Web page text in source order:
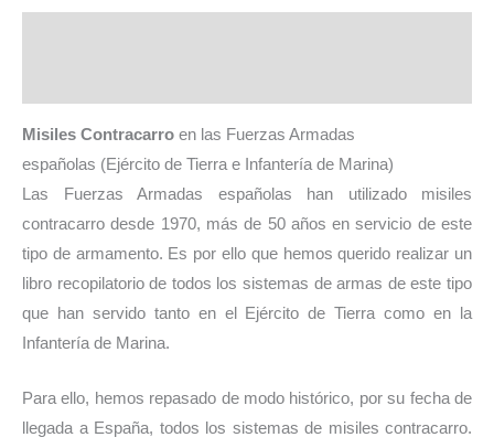
Misiles Contracarro en las Fuerzas Armadas
españolas (Ejército de Tierra e Infantería de Marina)
Las Fuerzas Armadas españolas han utilizado misiles
contracarro desde 1970, más de 50 años en servicio de este
tipo de armamento. Es por ello que hemos querido realizar un
libro recopilatorio de todos los sistemas de armas de este tipo
que han servido tanto en el Ejército de Tierra como en la
Infantería de Marina.
Para ello, hemos repasado de modo histórico, por su fecha de
llegada a España, todos los sistemas de misiles contracarro.